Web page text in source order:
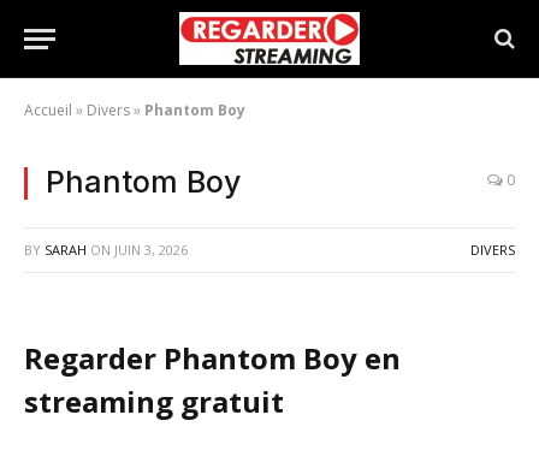
Accueil » Divers» Phantom Boy
Phantom Boy 0
BY SARAH ON JUIN 3, 2026 DIVERS
Regarder Phantom Boy en
streaming gratuit